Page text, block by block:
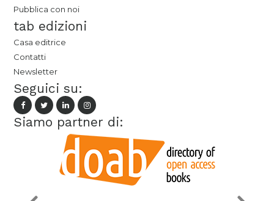
Pubblica con noi
tab edizioni
Casa editrice
Contatti
Newsletter
Seguici su:
Siamo partner di: